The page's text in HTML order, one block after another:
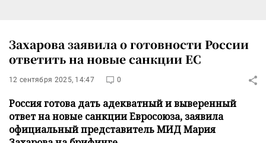
Захарова заявила о готовности России
ответить на новые санкции ЕС
12 сентября 2025, 14:47 0
Россия готова дать адекватный и выверенный
ответ на новые санкции Евросоюза, заявила
официальный представитель МИД Мария